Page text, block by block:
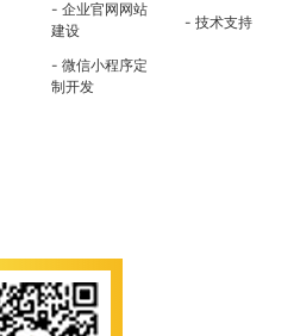
企业官网网站
建设
微信小程序定
制开发
技术支持